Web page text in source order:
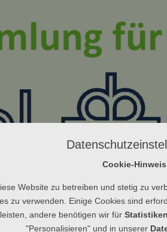
Cookie-Hinweis
Website zu betreiben und stetig zu
zu verwenden. Einige Cookies sind
andere benötigen wir für Statistiken
"Personalisieren" und in unserer